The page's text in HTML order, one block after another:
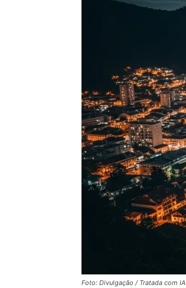
Foto: Divulgação / Tratada com IA